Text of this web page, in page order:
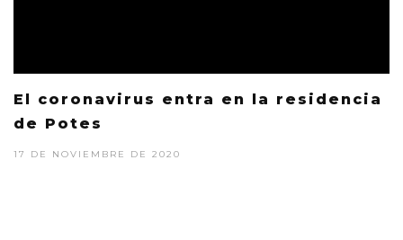
El coronavirus entra en la residencia
de Potes
17 DE NOVIEMBRE DE 2020